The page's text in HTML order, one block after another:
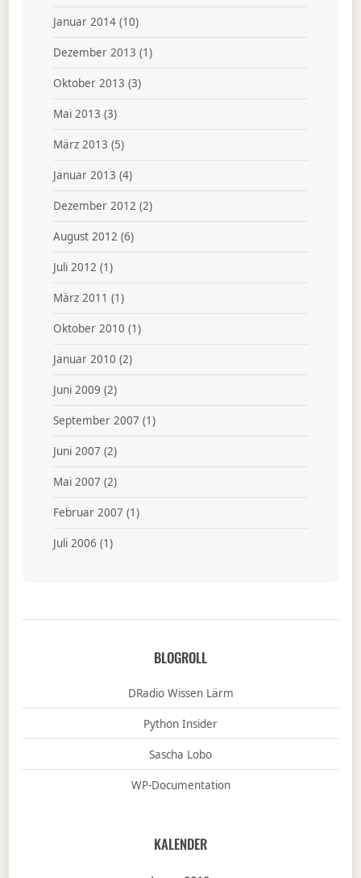
Januar 2014(10)
Dezember 2013 (1)
Oktober 2013 (3)
Mai 2013 (3)
März 2013 (5)
Januar 2013 (4)
Dezember 2012 (2)
August 2012 (6)
Juli 2012 (1)
März 2011 (1)
Oktober 2010 (1)
Januar 2010 (2)
Juni 2009 (2)
September 2007 (1)
Juni 2007 (2)
Mai 2007 (2)
Februar 2007 (1)
Juli 2006 (1)
BLOGROLL
DRadio Wissen Lärm
Python Insider
Sascha Lobo
WP-Documentation
KALENDER